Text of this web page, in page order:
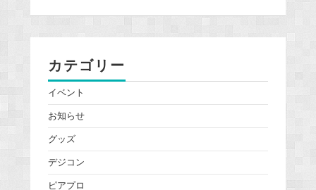
カテゴリー
イベント
お知らせ
グッズ
デジコン
ピアプロ